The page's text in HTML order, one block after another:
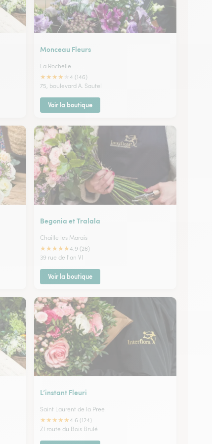
Monceau Fleurs
La Rochelle
★★★★
4 (146)
75, boulevard A. Sautel
Voir la boutique
Begonia et Tralala
Chaille les Marais
★★★★★4.9 (26)
39 rue de l'an VI
Voir la boutique
L’instant Fleuri
Saint Laurent de la Pree
★★★★★4.6 (124)
ZI route du Bois Brulé